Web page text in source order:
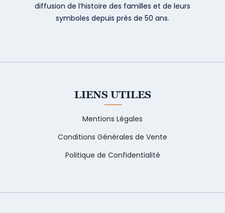
diffusion de l’histoire des familles et de leurs
symboles depuis près de 50 ans.
LIENS UTILES
Mentions Légales
Conditions Générales de Vente
Politique de Confidentialité